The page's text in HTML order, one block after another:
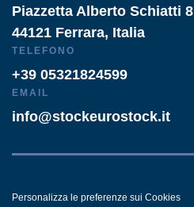
Piazzetta Alberto Schiatti 8
44121 Ferrara, Italia
TELEFONO
+39 05321824599
EMAIL
info@stockeurostock.it
Personalizza le preferenze sui Cookies